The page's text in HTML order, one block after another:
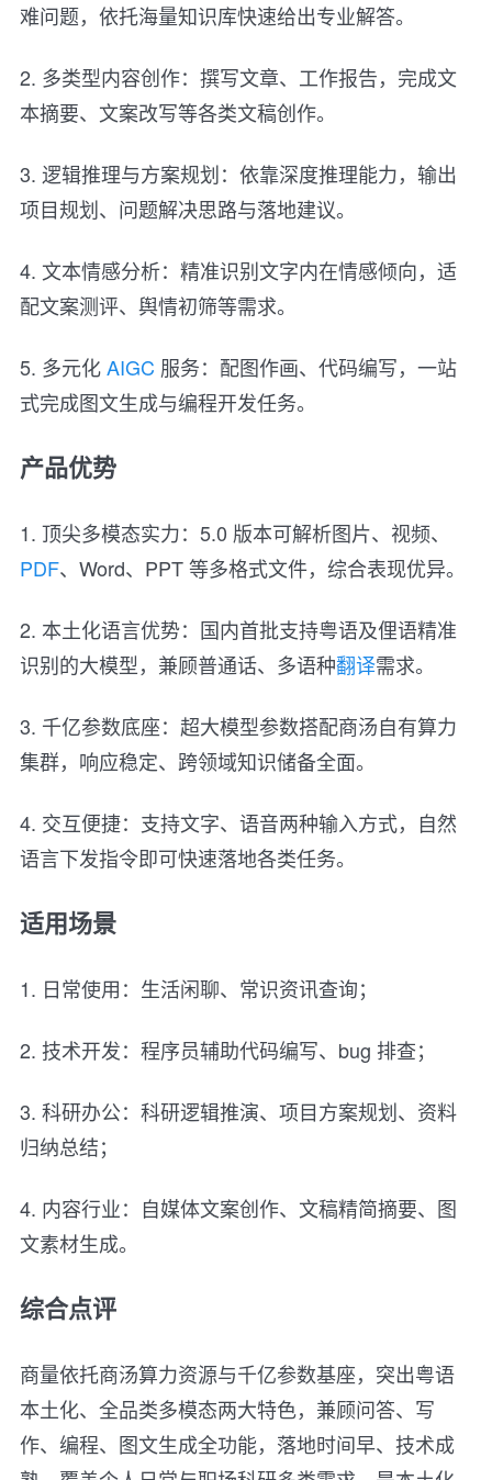
难问题，依托海量知识库快速给出专业解答。
2. 多类型内容创作：撰写文章、工作报告，完成文
本摘要、文案改写等各类文稿创作。
3. 逻辑推理与方案规划：依靠深度推理能力，输出
项目规划、问题解决思路与落地建议。
4. 文本情感分析：精准识别文字内在情感倾向，适
配文案测评、舆情初筛等需求。
5. 多元化AIGC 服务：配图作画、代码编写，一站
式完成图文生成与编程开发任务。
产品优势
1. 顶尖多模态实力：5.0 版本可解析图片、视频、
PDF、Word、PPT 等多格式文件，综合表现优异。
2. 本土化语言优势：国内首批支持粤语及俚语精准
识别的大模型，兼顾普通话、多语种翻译需求。
3. 千亿参数底座：超大模型参数搭配商汤自有算力
集群，响应稳定、跨领域知识储备全面。
4. 交互便捷：支持文字、语音两种输入方式，自然
语言下发指令即可快速落地各类任务。
适用场景
1. 日常使用：生活闲聊、常识资讯查询；
2. 技术开发：程序员辅助代码编写、bug 排查；
3. 科研办公：科研逻辑推演、项目方案规划、资料
归纳总结；
4. 内容行业：自媒体文案创作、文稿精简摘要、图
文素材生成。
综合点评
商量依托商汤算力资源与千亿参数基座，突出粤语
本土化、全品类多模态两大特色，兼顾问答、写
作、编程、图文生成全功能，落地时间早、技术成